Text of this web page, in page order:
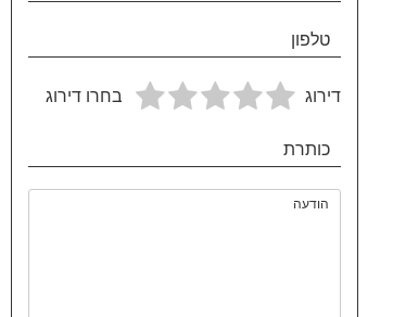
טלפון
דירוג בחרו דירוג
כותרת
הודעה